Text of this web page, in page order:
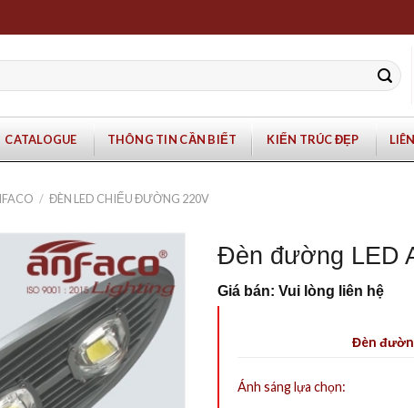
CATALOGUE THÔNG TIN CẦN BIẾT KIẾN TRÚC ĐẸP
/ ĐÈN LED CHIẾU ĐƯỜNG 220V
Đèn đường LED
Giá bán: Vui lòng liên hệ
Đèn
Ánh sáng lựa chọn: